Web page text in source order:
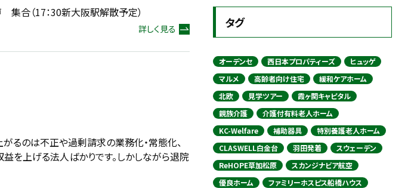
集合（17：30新大阪駅解散予定）
詳しく見る
がるのは不正や過剰請求の業務化・常態化、
を上げる法人ばかりです。しかしながら退院
タグ
オーデンセ 西日本プロパティーズ
ヒュッゲ
マルメ
高齢者向け住宅
緩和ケアホーム
北欧
見学ツアー
霞ヶ関キャピタル
親族介護
介護付有料老人ホーム
KC-Welfare
補助器具
特別養護老人ホーム
CLASWELL白金台
羽田発着
スウェーデン
ReHOPE草加松原
スカンジナビア航空
優良ホーム
ファミリーホスピス船橋ハウス